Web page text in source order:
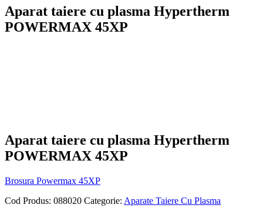
Aparat taiere cu plasma Hypertherm
POWERMAX 45XP
Aparat taiere cu plasma Hypertherm
POWERMAX 45XP
Brosura Powermax 45XP
Cod Produs: 088020 Categorie: Aparate Taiere Cu Plasma